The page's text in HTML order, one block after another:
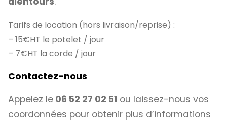
Tarifs de location (hors livraison/reprise) :
– 15€HT le potelet / jour
– 7€HT la corde / jour
Contactez-nous
Appelez le 06 52 27 02 51 ou laissez-nous vos
coordonnées pour obtenir plus d’informations